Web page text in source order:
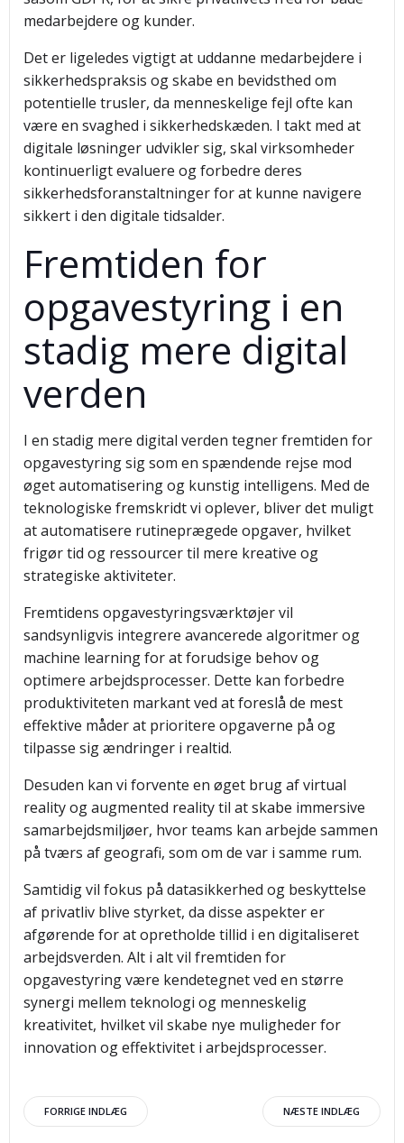
medarbejdere og kunder.
Det er ligeledes vigtigt at uddanne medarbejdere i
sikkerhedspraksis og skabe en bevidsthed om
potentielle trusler, da menneskelige fejl ofte kan
være en svaghed i sikkerhedskæden. I takt med at
digitale løsninger udvikler sig, skal virksomheder
kontinuerligt evaluere og forbedre deres
sikkerhedsforanstaltninger for at kunne navigere
sikkert i den digitale tidsalder.
Fremtiden for
opgavestyring i en
stadig mere digital
verden
I en stadig mere digital verden tegner fremtiden for
opgavestyring sig som en spændende rejse mod
øget automatisering og kunstig intelligens. Med de
teknologiske fremskridt vi oplever, bliver det muligt
at automatisere rutineprægede opgaver, hvilket
frigør tid og ressourcer til mere kreative og
strategiske aktiviteter.
Fremtidens opgavestyringsværktøjer vil
sandsynligvis integrere avancerede algoritmer og
machine learning for at forudsige behov og
optimere arbejdsprocesser. Dette kan forbedre
produktiviteten markant ved at foreslå de mest
effektive måder at prioritere opgaverne på og
tilpasse sig ændringer i realtid.
Desuden kan vi forvente en øget brug af virtual
reality og augmented reality til at skabe immersive
samarbejdsmiljøer, hvor teams kan arbejde sammen
på tværs af geografi, som om de var i samme rum.
Samtidig vil fokus på datasikkerhed og beskyttelse
af privatliv blive styrket, da disse aspekter er
afgørende for at opretholde tillid i en digitaliseret
arbejdsverden. Alt i alt vil fremtiden for
opgavestyring være kendetegnet ved en større
synergi mellem teknologi og menneskelig
kreativitet, hvilket vil skabe nye muligheder for
innovation og effektivitet i arbejdsprocesser.
Indlægsnavigation
FORRIGE INDLÆG NÆSTE INDLÆG